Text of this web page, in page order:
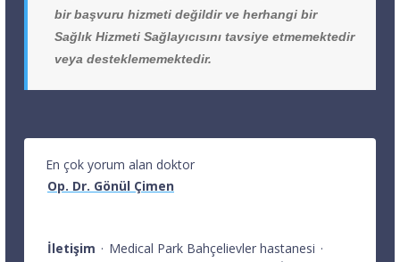
bir başvuru hizmeti değildir ve herhangi bir
Sağlık Hizmeti Sağlayıcısını tavsiye etmemektedir
veya desteklememektedir.
En çok yorum alan doktor
Op. Dr. Gönül Çimen
İletişim · Medical Park Bahçelievler hastanesi ·